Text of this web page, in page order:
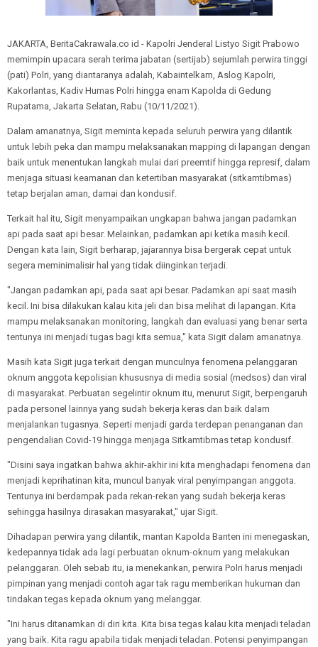
JAKARTA, BeritaCakrawala.co id - Kapolri Jenderal Listyo Sigit Prabowo
memimpin upacara serah terima jabatan (sertijab) sejumlah perwira tinggi
(pati) Polri, yang diantaranya adalah, Kabaintelkam, Aslog Kapolri,
Kakorlantas, Kadiv Humas Polri hingga enam Kapolda di Gedung
Rupatama, Jakarta Selatan, Rabu (10/11/2021).
Dalam amanatnya, Sigit meminta kepada seluruh perwira yang dilantik
untuk lebih peka dan mampu melaksanakan mapping di lapangan dengan
baik untuk menentukan langkah mulai dari preemtif hingga represif, dalam
menjaga situasi keamanan dan ketertiban masyarakat (sitkamtibmas)
tetap berjalan aman, damai dan kondusif.
Terkait hal itu, Sigit menyampaikan ungkapan bahwa jangan padamkan
api pada saat api besar. Melainkan, padamkan api ketika masih kecil.
Dengan kata lain, Sigit berharap, jajarannya bisa bergerak cepat untuk
segera meminimalisir hal yang tidak diinginkan terjadi.
"Jangan padamkan api, pada saat api besar. Padamkan api saat masih
kecil. Ini bisa dilakukan kalau kita jeli dan bisa melihat di lapangan. Kita
mampu melaksanakan monitoring, langkah dan evaluasi yang benar serta
tentunya ini menjadi tugas bagi kita semua," kata Sigit dalam amanatnya.
Masih kata Sigit juga terkait dengan munculnya fenomena pelanggaran
oknum anggota kepolisian khususnya di media sosial (medsos) dan viral
di masyarakat. Perbuatan segelintir oknum itu, menurut Sigit, berpengaruh
pada personel lainnya yang sudah bekerja keras dan baik dalam
menjalankan tugasnya. Seperti menjadi garda terdepan penanganan dan
pengendalian Covid-19 hingga menjaga Sitkamtibmas tetap kondusif.
"Disini saya ingatkan bahwa akhir-akhir ini kita menghadapi fenomena dan
menjadi keprihatinan kita, muncul banyak viral penyimpangan anggota.
Tentunya ini berdampak pada rekan-rekan yang sudah bekerja keras
sehingga hasilnya dirasakan masyarakat," ujar Sigit.
Dihadapan perwira yang dilantik, mantan Kapolda Banten ini menegaskan,
kedepannya tidak ada lagi perbuatan oknum-oknum yang melakukan
pelanggaran. Oleh sebab itu, ia menekankan, perwira Polri harus menjadi
pimpinan yang menjadi contoh agar tak ragu memberikan hukuman dan
tindakan tegas kepada oknum yang melanggar.
"Ini harus ditanamkan di diri kita. Kita bisa tegas kalau kita menjadi teladan
yang baik. Kita ragu apabila tidak menjadi teladan. Potensi penyimpangan